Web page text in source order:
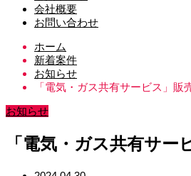
会社概要
お問い合わせ
ホーム
新着案件
お知らせ
「電気・ガス共有サービス」販
お知らせ
「電気・ガス共有サ